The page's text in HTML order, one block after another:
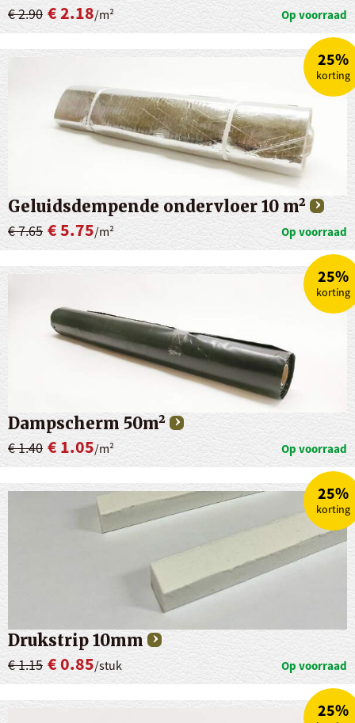
€ 2.90 € 2.18/m² Op voorraad
25%
korting
Geluidsdempende ondervloer 10 m²
€ 7.65 € 5.75/m² Op voorraad
25%
korting
Dampscherm 50m²
€ 1.40 € 1.05/m² Op voorraad
25%
korting
Drukstrip 10mm
€ 1.15 € 0.85/stuk Op voorraad
25%